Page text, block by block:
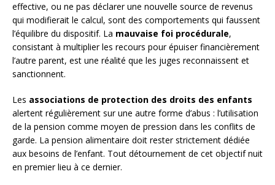
effective, ou ne pas déclarer une nouvelle source de revenus
qui modifierait le calcul, sont des comportements qui faussent
l’équilibre du dispositif. La mauvaise foi procédurale,
consistant à multiplier les recours pour épuiser financièrement
l’autre parent, est une réalité que les juges reconnaissent et
sanctionnent.
Les associations de protection des droits des enfants
alertent régulièrement sur une autre forme d’abus : l’utilisation
de la pension comme moyen de pression dans les conflits de
garde. La pension alimentaire doit rester strictement dédiée
aux besoins de l’enfant. Tout détournement de cet objectif nuit
en premier lieu à ce dernier.